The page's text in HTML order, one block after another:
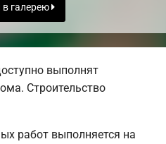
в галерею
выполнят
Строительство
работ выполняется на